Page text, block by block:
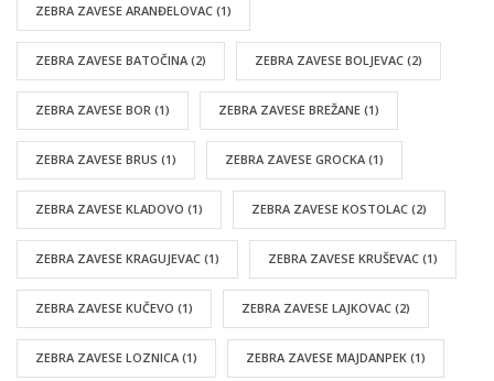
ZEBRA ZAVESE ARANĐELOVAC (1)
ZEBRA ZAVESE BATOČINA (2) ZEBRA ZAVESE BOLJEVAC (2)
ZEBRA ZAVESE BOR (1) ZEBRA ZAVESE BREŽANE (1)
ZEBRA ZAVESE BRUS (1) ZEBRA ZAVESE GROCKA (1)
ZEBRA ZAVESE KLADOVO (1) ZEBRA ZAVESE KOSTOLAC (2)
ZEBRA ZAVESE KRAGUJEVAC (1) ZEBRA ZAVESE KRUŠEVAC (1)
ZEBRA ZAVESE KUČEVO (1) ZEBRA ZAVESE LAJKOVAC (2)
ZEBRA ZAVESE LOZNICA (1) ZEBRA ZAVESE MAJDANPEK (1)